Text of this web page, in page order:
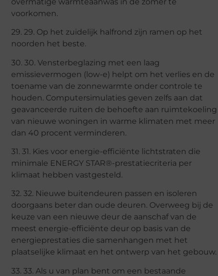
voorkomen.
29. 29. Op het zuidelijk halfrond zijn ramen op het
noorden het beste.
30. 30. Vensterbeglazing met een laag
emissievermogen (low-e) helpt om het verlies en de
toename van de zonnewarmte onder controle te
houden. Computersimulaties geven zelfs aan dat
geavanceerde ruiten de behoefte aan ruimtekoeling
van nieuwe woningen in warme klimaten met meer
dan 40 procent verminderen.
31. 31. Kies voor energie-efficiënte lichtstraten die
minimale ENERGY STAR®-prestatiecriteria per
klimaat hebben vastgesteld.
32. 32. Nieuwe buitendeuren passen en isoleren
doorgaans beter dan oude deuren. Overweeg bij de
keuze van een nieuwe deur de aanschaf van de
meest energie-efficiënte deur op basis van de
energieprestaties die samenhangen met het
plaatselijke klimaat en het ontwerp van het gebouw.
33. 33. Als u van plan bent om een bestaande